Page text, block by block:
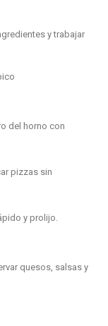
y trabajar
del horno con
pizzas sin
y prolijo.
quesos, salsas y